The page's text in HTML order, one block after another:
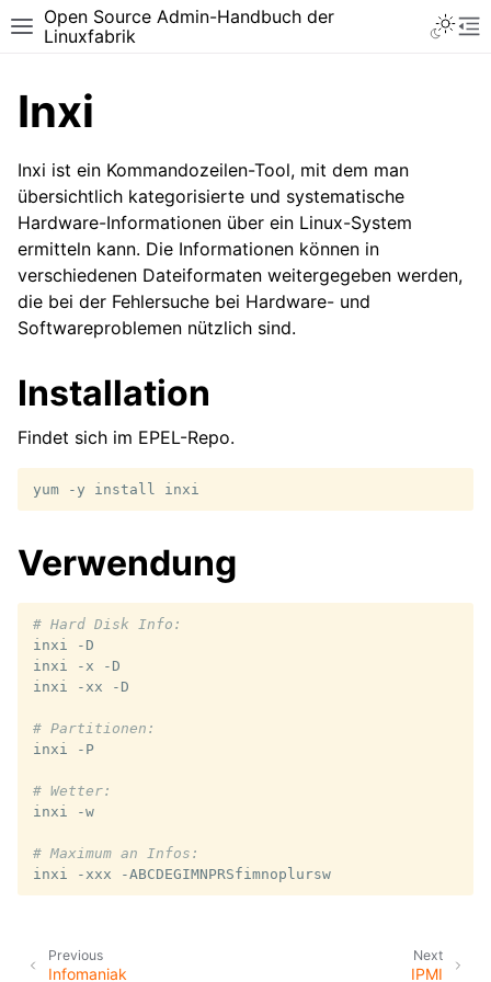
Toggle site navigation sidebar
Open Source Admin-Handbuch der
Linuxfabrik
Inxi
Inxi ist ein Kommandozeilen-Tool, mit dem man
übersichtlich kategorisierte und systematische
Hardware-Informationen über ein Linux-System
ermitteln kann. Die Informationen können in
verschiedenen Dateiformaten weitergegeben werden,
die bei der Fehlersuche bei Hardware- und
Softwareproblemen nützlich sind.
Installation
Findet sich im EPEL-Repo.
yum -y install
Verwendung
# Hard Disk Info:
inxi
-D
inxi
-x
-D
inxi
-xx -D
# Partitionen:
inxi
-P
# Wetter:
inxi
-w
# Maximum an Infos:
inxi
-xxx
Next
IPMI
Previous
Infomaniak